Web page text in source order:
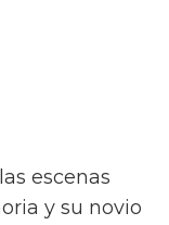
escenas
y su novio